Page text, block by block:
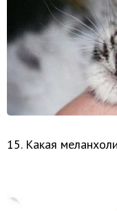
15. Какая